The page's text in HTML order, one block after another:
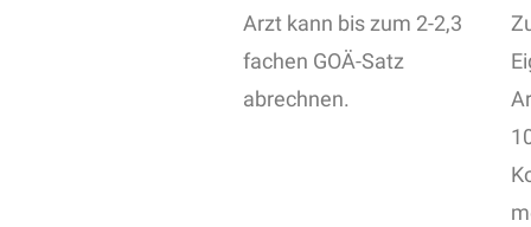
Arzt kann bis zum 2-2,3
fachen GOÄ-Satz
abrechnen.